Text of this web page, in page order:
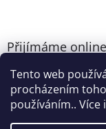
Tento web
procházením
používáním..
Přijímáme